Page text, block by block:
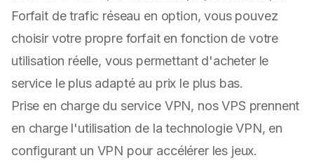
Forfait de trafic réseau en option, vous pouvez
choisir votre propre forfait en fonction de votre
utilisation réelle, vous permettant d'acheter le
service le plus adapté au prix le plus bas.
Prise en charge du service VPN, nos VPS prennent
en charge l'utilisation de la technologie VPN, en
configurant un VPN pour accélérer les jeux.